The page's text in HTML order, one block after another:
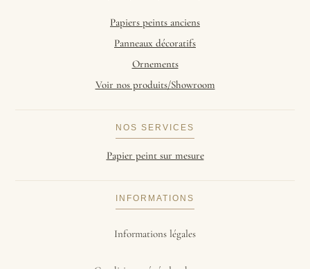
Papiers peints anciens
Panneaux décoratifs
Ornements
Voir nos produits/Showroom
NOS SERVICES
Papier peint sur mesure
INFORMATIONS
Informations légales